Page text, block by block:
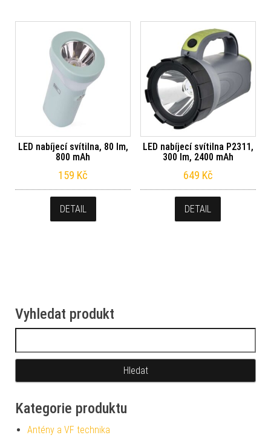
LED nabíjecí svítilna, 80 lm,
800 mAh
159 Kč
DETAIL
LED nabíjecí svítilna P2311,
300 lm, 2400 mAh
649 Kč
DETAIL
Vyhledat produkt
Kategorie produktu
Antény a VF technika